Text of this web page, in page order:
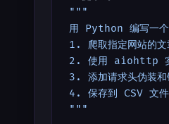
"""
用 Python 编写一个
1. 爬取指定网站的文
2. 使用 aiohttp 实
3. 添加请求头伪装和
4. 保存到 CSV 文件
"""